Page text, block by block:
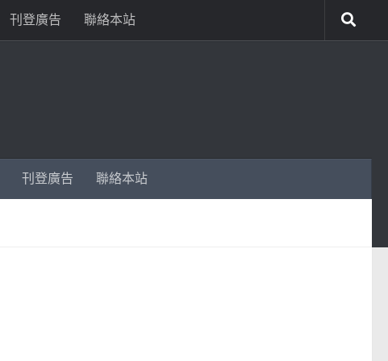
刊登廣告 聯絡本站
刊登廣告 聯絡本站